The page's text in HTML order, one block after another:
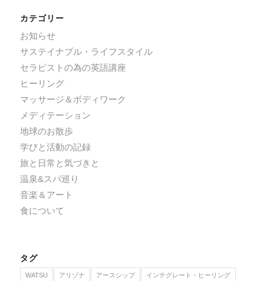
カテゴリー
お知らせ
サステイナブル・ライフスタイル
セラピストの為の英語講座
ヒーリング
マッサージ＆ボディワーク
メディテーション
地球のお散歩
学びと活動の記録
旅と日常と気づきと
温泉&スパ巡り
音楽＆アート
食について
タグ
WATSU アリゾナ アースシップ インテグレート・ヒーリング